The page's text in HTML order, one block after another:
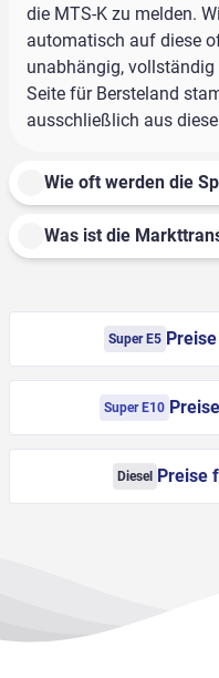
die MTS-K zu melden.
automatisch auf diese
unabhängig,
Seite für Bersteland
ausschließlich aus
Wie oft werden die
Was ist die
Super E5
Super E10
Diesel Preise